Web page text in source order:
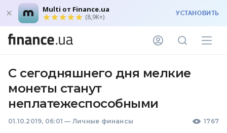
Multi от Finance.ua
(8,9K+) УСТАНОВИТЬ
С сегодняшнего дня мелкие
монеты станут
неплатежеспособными
01.10.2019, 06:01 — Личные финансы 1767